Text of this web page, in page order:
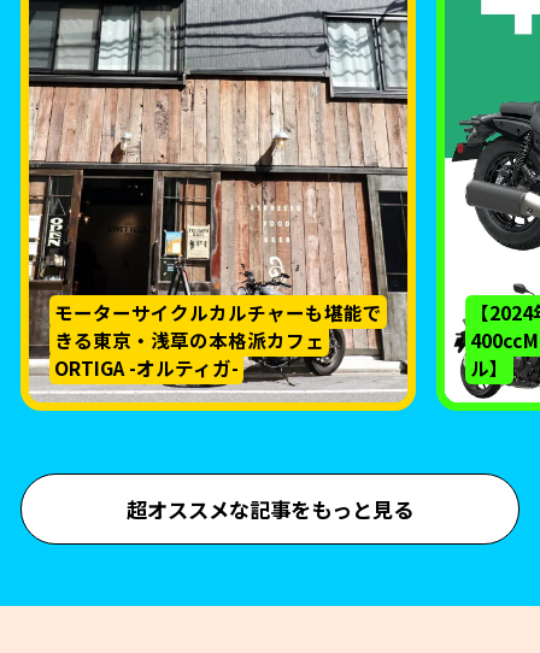
モーターサイクルカルチャーも堪能で
きる東京・浅草の本格派カフェ
ORTIGA -オルティガ-
【
ル】
超オススメな記事をもっと見る